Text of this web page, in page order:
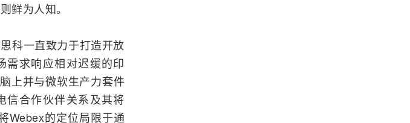
鲜为人知。
科一直致力于打造开放
需求响应相对迟缓的印
上并与微软生产力套件
信合作伙伴关系及其将
Webex的定位局限于通